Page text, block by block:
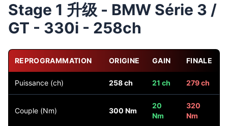
Stage 1 升级 - BMW Série 3 /
GT - 330i - 258ch
REPROGRAMMATION ORIGINE GAIN FINALE
Puissance (ch) 258 ch 21 ch 279 ch
Couple (Nm) 300 Nm
20
Nm
320
Nm